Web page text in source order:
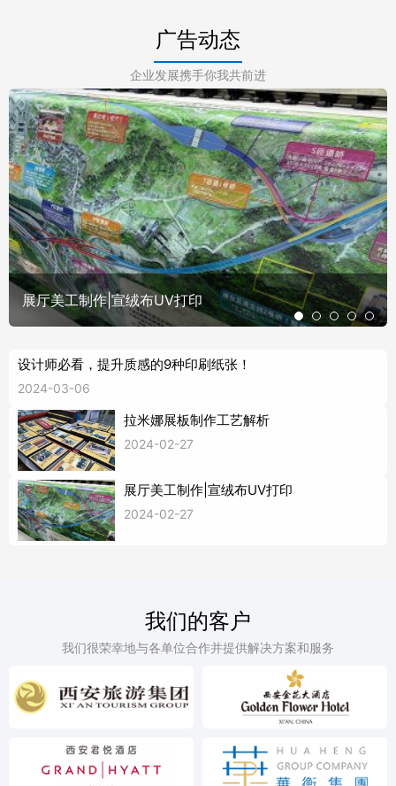
广告动态
企业发展携手你我共前进
展厅美工制作|宣绒布UV打印
设计师必看，提升质感的9种印刷纸张！
2024-03-06
拉米娜展板制作工艺解析
2024-02-27
展厅美工制作|宣绒布UV打印
2024-02-27
我们的客户
我们很荣幸地与各单位合作并提供解决方案和服务